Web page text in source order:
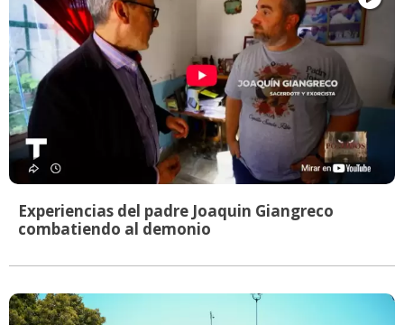
Experiencias del padre Joaquin Giangreco
combatiendo al demonio